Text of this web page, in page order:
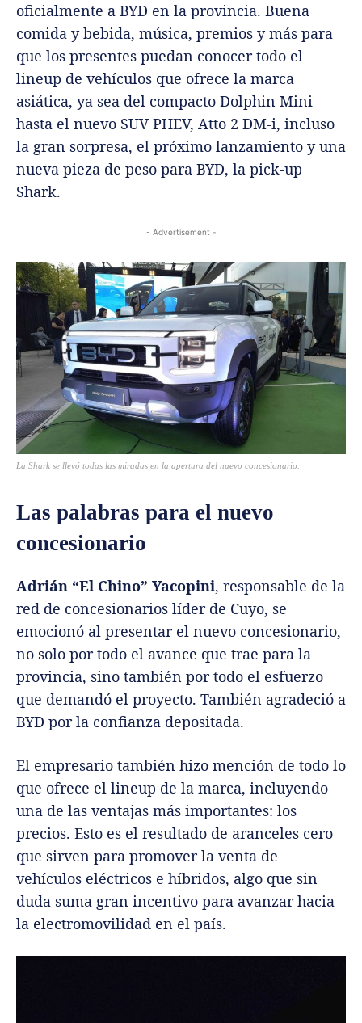
oficialmente a BYD en la provincia. Buena
comida y bebida, música, premios y más para
que los presentes puedan conocer todo el
lineup de vehículos que ofrece la marca
asiática, ya sea del compacto Dolphin Mini
hasta el nuevo SUV PHEV, Atto 2 DM-i, incluso
la gran sorpresa, el próximo lanzamiento y una
nueva pieza de peso para BYD, la pick-up
Shark.
- Advertisement -
La Shark se llevó todas las miradas en la apertura del nuevo concesionario.
Las palabras para el nuevo
concesionario
Adrián “El Chino” Yacopini, responsable de la
red de concesionarios líder de Cuyo, se
emocionó al presentar el nuevo concesionario,
no solo por todo el avance que trae para la
provincia, sino también por todo el esfuerzo
que demandó el proyecto. También agradeció a
BYD por la confianza depositada.
El empresario también hizo mención de todo lo
que ofrece el lineup de la marca, incluyendo
una de las ventajas más importantes: los
precios. Esto es el resultado de aranceles cero
que sirven para promover la venta de
vehículos eléctricos e híbridos, algo que sin
duda suma gran incentivo para avanzar hacia
la electromovilidad en el país.